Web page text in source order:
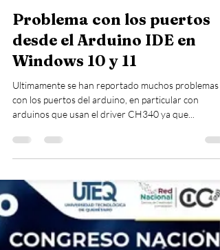
2 jul 2023
1 min de lectura
Problema con los puertos
desde el Arduino IDE en
Windows 10 y 11
Ultimamente se han reportado muchos problemas
arduinos que usan el driver CH340 ya que...